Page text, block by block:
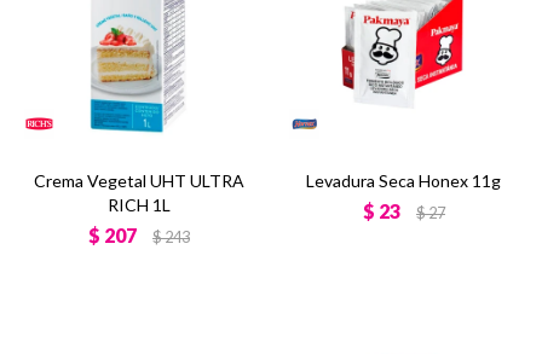
Crema Vegetal UHT ULTRA
RICH 1L
$ 207 $243
Levadura Seca Honex 11g
$ 23 $27